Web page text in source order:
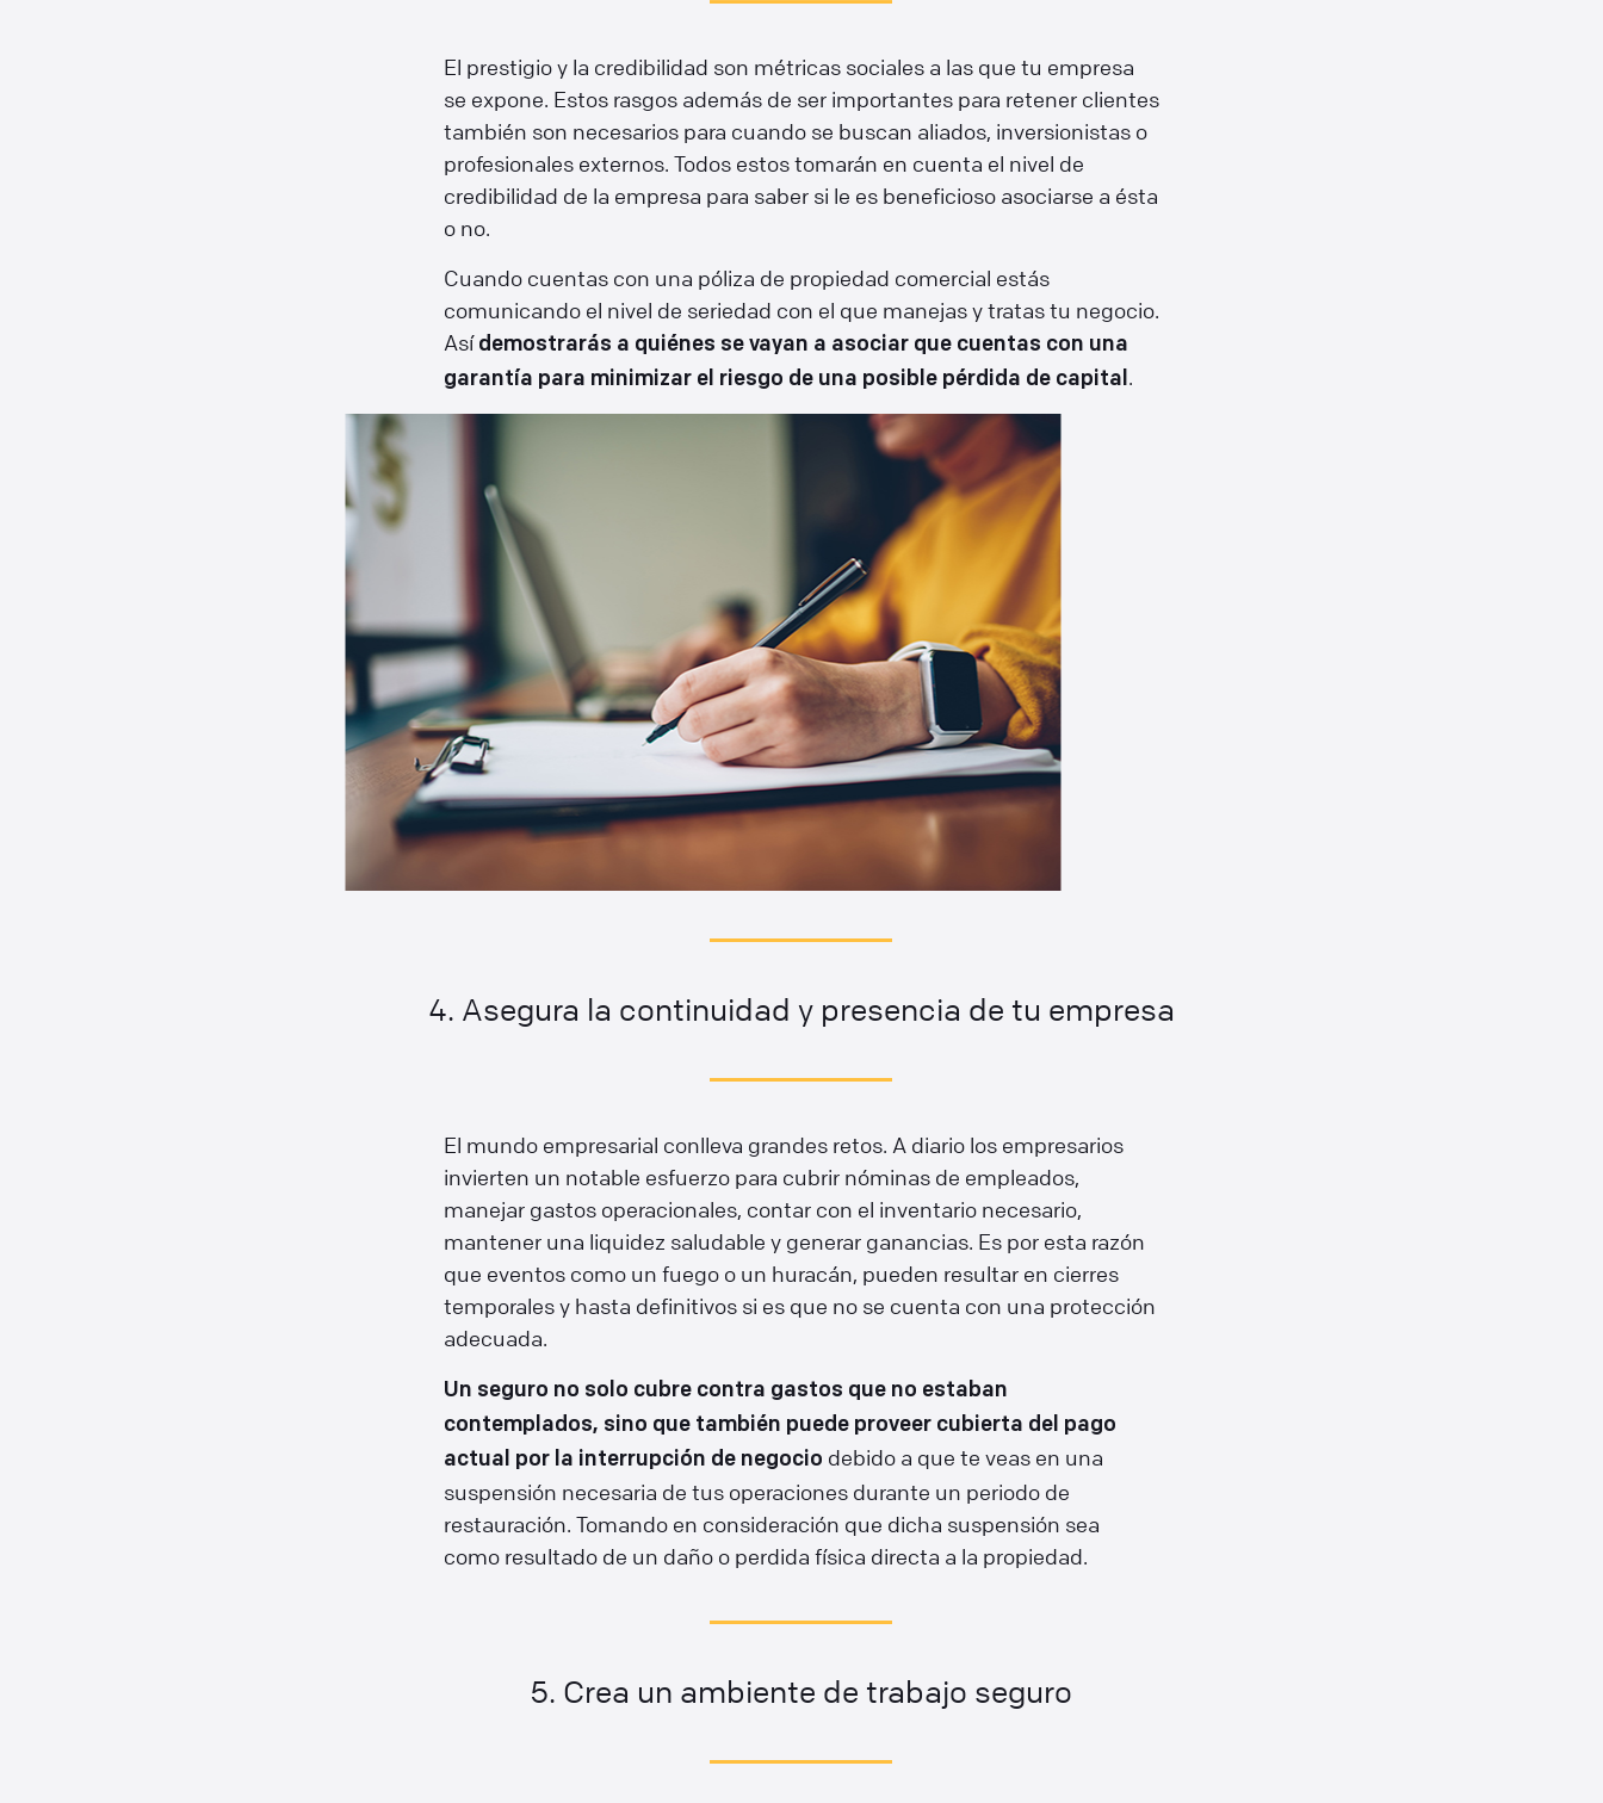
El prestigio y la credibilidad son métricas sociales a las que tu empresa
se expone. Estos rasgos además de ser importantes para retener clientes
también son necesarios para cuando se buscan aliados, inversionistas o
profesionales externos. Todos estos tomarán en cuenta el nivel de
credibilidad de la empresa para saber si le es beneficioso asociarse a ésta
o no.
Cuando cuentas con una póliza de propiedad comercial estás
comunicando el nivel de seriedad con el que manejas y tratas tu negocio.
Así demostrarás a quiénes se vayan a asociar que cuentas con una
garantía para minimizar el riesgo de una posible pérdida de capital.
4. Asegura la continuidad y presencia de tu empresa
El mundo empresarial conlleva grandes retos. A diario los empresarios
invierten un notable esfuerzo para cubrir nóminas de empleados,
manejar gastos operacionales, contar con el inventario necesario,
mantener una liquidez saludable y generar ganancias. Es por esta razón
que eventos como un fuego o un huracán, pueden resultar en cierres
temporales y hasta definitivos si es que no se cuenta con una protección
adecuada.
Un seguro no solo cubre contra gastos que no estaban
contemplados, sino que también puede proveer cubierta del pago
actual por la interrupción de negocio debido a que te veas en una
suspensión necesaria de tus operaciones durante un periodo de
restauración. Tomando en consideración que dicha suspensión sea
como resultado de un daño o perdida física directa a la propiedad.
5. Crea un ambiente de trabajo seguro